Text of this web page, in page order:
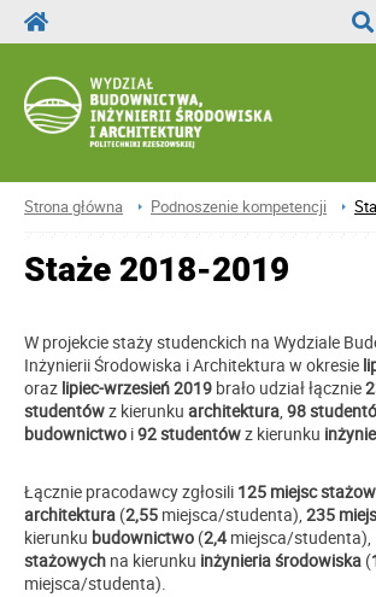
Strona główna Podnoszenie kompetencji
Staże 2018-2019
W projekcie staży studenckich na Wydziale
Inżynierii Środowiska i Architektura w okresie
oraz lipiec-wrzesień 2019 brało udział łącznie
studentówz kierunku architektura, 98
budownictwo i92 studentówz kierunku
Łącznie pracodawcy zgłosili 125 miejsc
architektura (2,55 miejsca/studenta), 235
kierunku budownictwo (2,4 miejsca/studenta),
stażowych na kierunku inżynieria środowiska (
miejsca/studenta).